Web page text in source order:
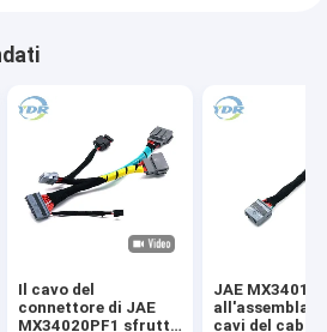
Il cavo del
connettore di JAE
MX34020PF1 sfrutta
JAE
cavi del